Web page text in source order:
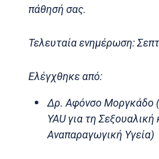
πάθησή σας.
Τελευταία ενημέρωση:
Ελέγχθηκε από:
Δρ. Αφόνσο Μοργκάδο
YAU για τη Σεξουαλική
Αναπαραγωγική Υγεία)